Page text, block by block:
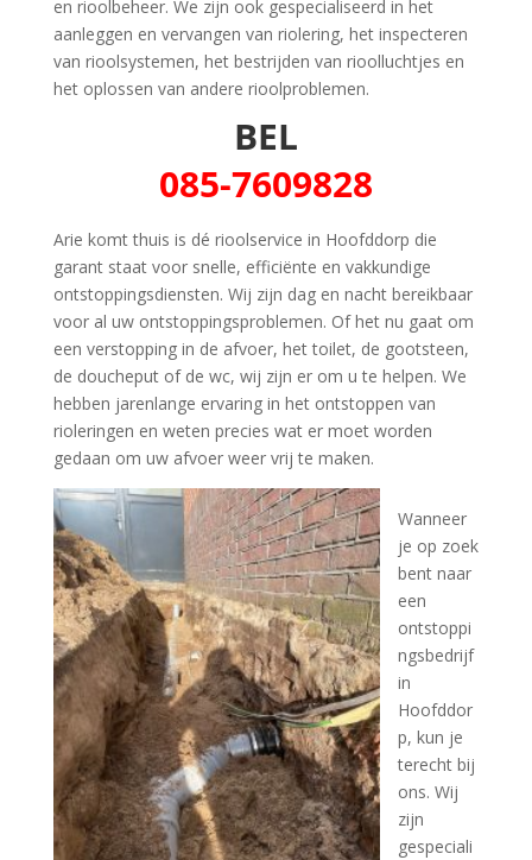
en rioolbeheer. We zijn ook gespecialiseerd in het
aanleggen en vervangen van riolering, het inspecteren
van rioolsystemen, het bestrijden van rioolluchtjes en
het oplossen van andere rioolproblemen.
BEL
085-7609828
Arie komt thuis is dé rioolservice in Hoofddorp die
garant staat voor snelle, efficiënte en vakkundige
ontstoppingsdiensten. Wij zijn dag en nacht bereikbaar
voor al uw ontstoppingsproblemen. Of het nu gaat om
een verstopping in de afvoer, het toilet, de gootsteen,
de doucheput of de wc, wij zijn er om u te helpen. We
hebben jarenlange ervaring in het ontstoppen van
rioleringen en weten precies wat er moet worden
gedaan om uw afvoer weer vrij te maken.
Wanneer
je op zoek
bent naar
een
ontstoppi
ngsbedrijf
in
Hoofddor
p, kun je
terecht bij
ons. Wij
zijn
gespeciali